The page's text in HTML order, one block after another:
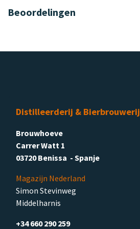
Beoordelingen
Distilleerderij & Bierbrouwerij
Brouwhoeve
Carrer Watt 1
03720 Benissa - Spanje
Magazijn Nederland
Simon Stevinweg
Middelharnis
+34 660 290 259